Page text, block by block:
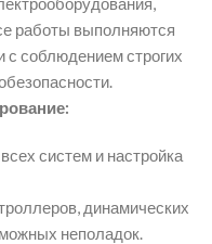
работы выполняются
соблюдением строгих
систем и настройка
динамических
неполадок.